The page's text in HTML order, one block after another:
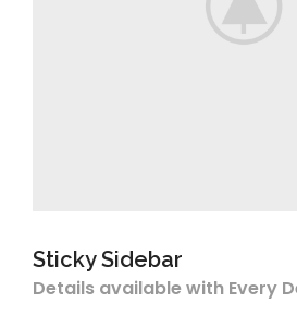
Sticky Sidebar
Details available with Every